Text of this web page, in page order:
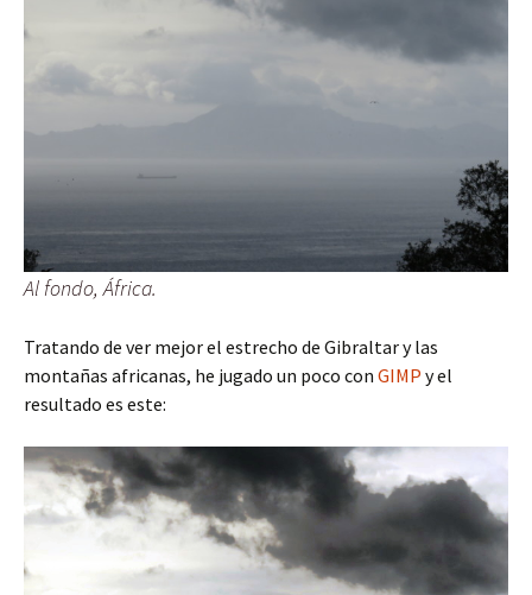
Al fondo, África.
Tratando de ver mejor el estrecho de Gibraltar y las
montañas africanas, he jugado un poco con GIMP y el
resultado es este: